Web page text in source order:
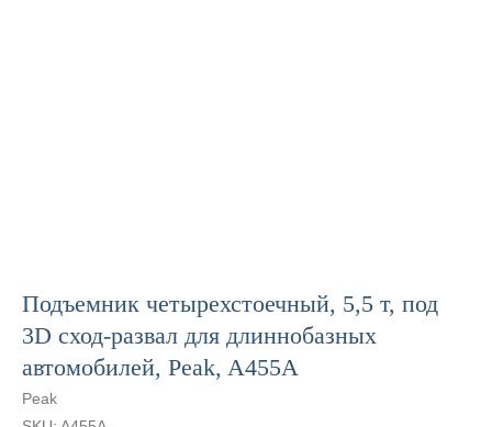
Подъемник четырехстоечный, 5,5 т, под
3D сход-развал для длиннобазных
автомобилей, Peak, A455A
Peak